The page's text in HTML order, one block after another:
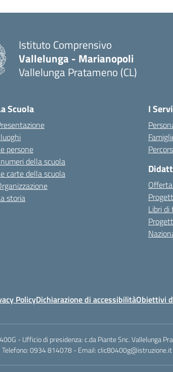
Istituto Comprensivo
Vallelunga - Marianopoli
Vallelunga Pratameno (CL)
Scuola
persone
della scuola
carte della scuola
storia
I
Libri
PolicyDichiarazione di accessibilitàObiettivi
- Ufficio di presidenza: c.da Piante Snc. Vallelunga
Telefono: 0934 814078 - Email: